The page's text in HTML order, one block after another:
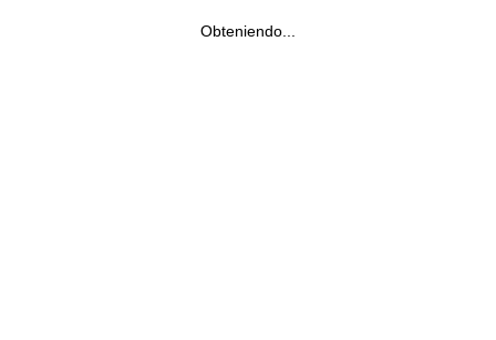
Obteniendo...